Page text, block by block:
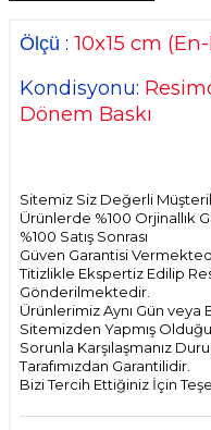
Ölçü : 10x15 cm
Kondisyonu:
Dönem Baskı
Sitemiz Siz Değerli
Ürünlerde %100 Orjinallık
%100 Satış Sonrası
Güven Garantisi
Titizlikle Ekspertiz Edilip
Gönderilmektedir.
Ürünlerimiz Aynı Gün veya
Sitemizden Yapmış
Sorunla Karşılaşmanız
Tarafımızdan Garantilidir.
Bizi Tercih Ettiğiniz İçin